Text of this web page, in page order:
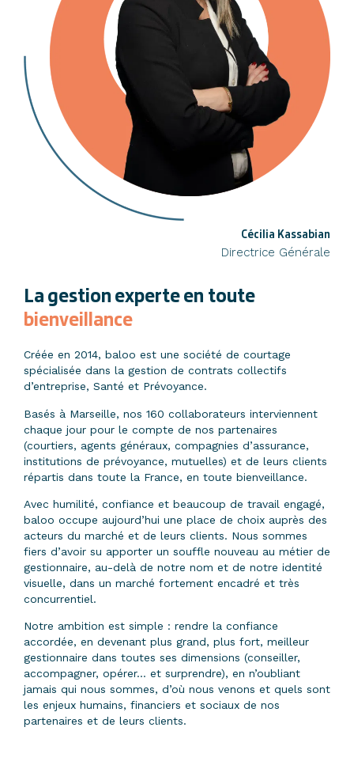
La gestion experteen toute
bienveillance
Créée en 2014, baloo est une société de courtage
spécialisée dans la gestion de contrats collectifs
d’entreprise, Santé et Prévoyance.
Basés à Marseille, nos 160 collaborateurs interviennent
chaque jour pour le compte de nos partenaires
(courtiers, agents généraux, compagnies d’assurance,
institutions de prévoyance, mutuelles) et de leurs clients
répartis dans toute la France, en toute bienveillance.
Avec humilité, confiance et beaucoup de travail engagé,
baloo occupe aujourd’hui une place de choix auprès des
acteurs du marché et de leurs clients. Nous sommes
fiers d’avoir su apporter un souffle nouveau au métier de
gestionnaire, au-delà de notre nom et de notre identité
visuelle, dans un marché fortement encadré et très
concurrentiel.
Cécilia Kassabian
Directrice Générale
Notre ambition est simple : rendre la confiance
accordée, en devenant plus grand, plus fort, meilleur
gestionnaire dans toutes ses dimensions (conseiller,
accompagner, opérer… et surprendre), en n’oubliant
jamais qui nous sommes, d’où nous venons et quels sont
les enjeux humains, financiers et sociaux de nos
partenaires et de leurs clients.